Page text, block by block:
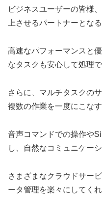
ビジネスユーザーの皆様
上させるパートナーとな
高速なパフォーマンスと
なタスクも安心して処理で
さらに、マルチタスクの
複数の作業を一度にこな
音声コマンドでの操作や
し、自然なコミュニケー
さまざまなクラウドサー
ータ管理を楽々にしてくれ